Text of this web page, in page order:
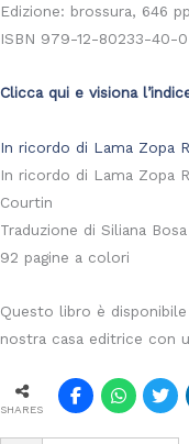
Edizione: brossura, 646
ISBN 979-12-80233-40-0
Clicca qui e visiona
In ricordo di Lama Zopa
In ricordo di Lama Zopa
Courtin
Traduzione di Siliana Bosa
92 pagine a colori
Questo libro è
nostra casa editrice con
SHARES